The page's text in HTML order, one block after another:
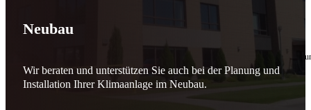
10. Februar 2026
für Sicherheit, Vertrauen
Effizient arbeiten. Ressourcen schonen. Zukunft sichern.
Nicht als Pflicht, sondern aus Überzeugung.
Neubau
Wir beraten und unterstützen Sie auch bei der Planung und
Installation Ihrer Klimaanlage im Neubau.